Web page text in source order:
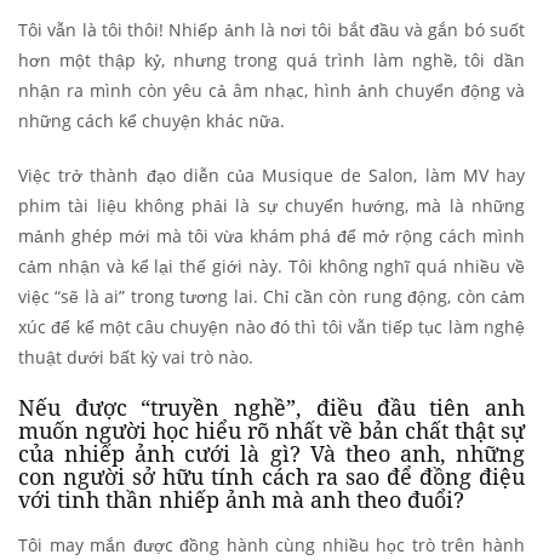
Tôi vẫn là tôi thôi! Nhiếp ảnh là nơi tôi bắt đầu và gắn bó suốt
hơn một thập kỷ, nhưng trong quá trình làm nghề, tôi dần
nhận ra mình còn yêu cả âm nhạc, hình ảnh chuyển động và
những cách kể chuyện khác nữa.
Việc trở thành đạo diễn của Musique de Salon, làm MV hay
phim tài liệu không phải là sự chuyển hướng, mà là những
mảnh ghép mới mà tôi vừa khám phá để mở rộng cách mình
cảm nhận và kể lại thế giới này. Tôi không nghĩ quá nhiều về
việc “sẽ là ai” trong tương lai. Chỉ cần còn rung động, còn cảm
xúc để kể một câu chuyện nào đó thì tôi vẫn tiếp tục làm nghệ
thuật dưới bất kỳ vai trò nào.
Nếu được “truyền nghề”, điều đầu tiên anh
muốn người học hiểu rõ nhất về bản chất thật sự
của nhiếp ảnh cưới là gì? Và theo anh, những
con người sở hữu tính cách ra sao để đồng điệu
với tinh thần nhiếp ảnh mà anh theo đuổi?
Tôi may mắn được đồng hành cùng nhiều học trò trên hành